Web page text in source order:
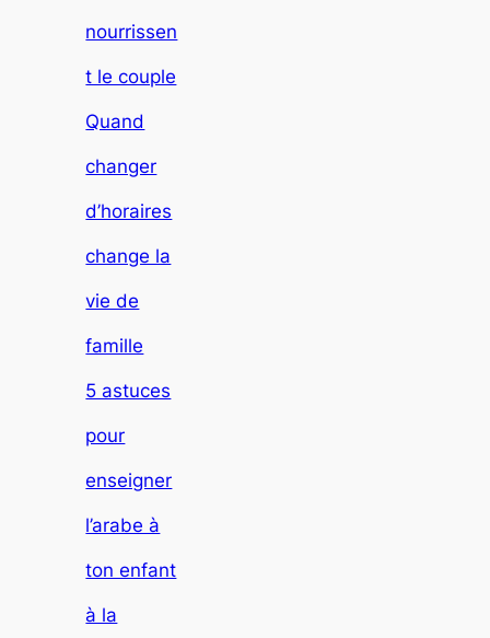
nourrissen
t le couple
Quand
changer
d’horaires
change la
vie de
famille
5 astuces
pour
enseigner
l’arabe à
ton enfant
à la